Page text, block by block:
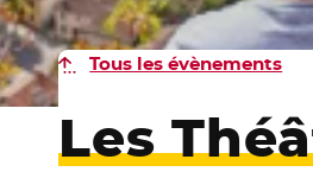
Tous les évènements
Les